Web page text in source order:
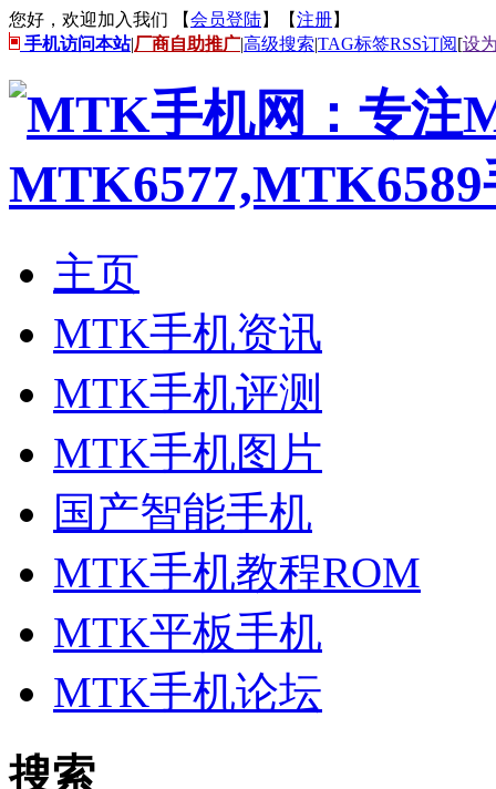
您好，欢迎加入我们 【会员登陆】【注册】
手机访问本站|厂商自助推广|高级搜索|TAG标签RSS订阅[设
主页
MTK手机资讯
MTK手机评测
MTK手机图片
国产智能手机
MTK手机教程ROM
MTK平板手机
MTK手机论坛
搜索